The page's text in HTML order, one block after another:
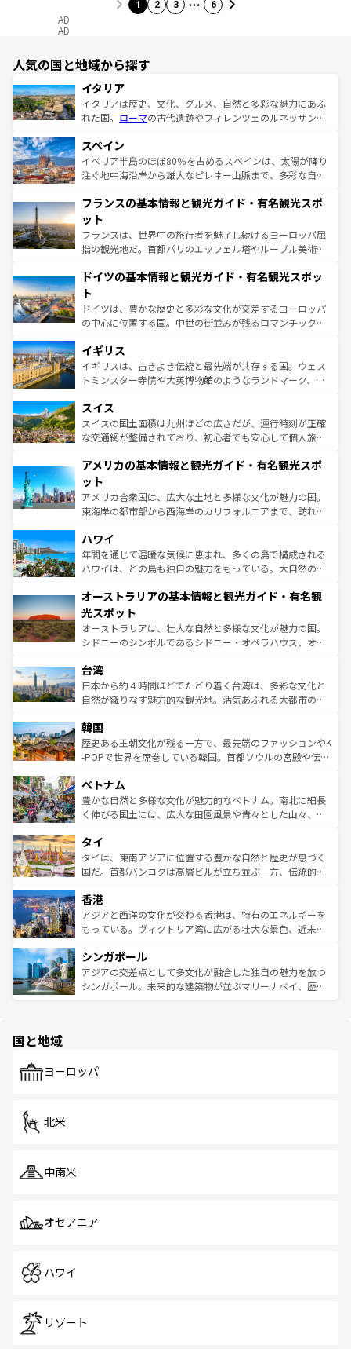
1 2 3 6
AD
AD
人気の国と地域から探す
イタリア
イタリアは歴史、文化、グルメ、自然と多彩な魅力にあふ
れた国。 ローマの古代遺跡やフィレンツェのルネッサンス
ろん、トスカーナの美しい田園風景やアマルフィ海岸の絶
景など、自然景観も見逃せない。観光の合間には、本場の
ピザやパスタなど、絶品のイタリア料理を堪能することも
ませてくれるイタリアで、忘れられない旅をしてみよう！
なお、新着のイタリア情報は
しい。
スペイン
イベリア半島のほぼ80％を占めるスペインは、太陽が降り
注ぐ地中海沿岸から雄大なピレネー山脈まで、多彩な自然
文化が根付くこの国では、情熱的なフラメンコ、熱気あふ
れる闘牛、そして美味しいタパスが生活の一部となってい
る。首都マドリードの洗練された雰囲気や、バルセロナの
アートに溢れた街角から、地方では古代ローマ遺跡や中世
せる。地方によって風土や気候が異なるスペインはその個
ンテンツ一覧 を参照してほしい。
フランスの基本情報と観光ガイド・有名観光スポ
ット
フランスは、世界中の旅行者を魅了し続けるヨーロッパ屈
指の観光地だ。首都パリのエッフェル塔やルーブル美術館
で、幅広い魅力が詰まっている。華麗な宮殿、歴史的な大
聖堂、美しいビーチ、そして豊かな自然が、訪れる者を心
から魅了する。また、フランスは美食の国としても知ら
れ、フランス料理はユネスコ無形文化遺産にも登録されて
香り高いラベンダー畑など、多彩な楽しみ方が可能だ。さ
らに、パリ以外の地域にも魅力が溢れており、どの街角に
も豊かな歴史と文化が息づいている。パリ以外の個性あふ
を参照してほしい。
ドイツの基本情報と観光ガイド・有名観光スポッ
ト
ドイツは、豊かな歴史と多彩な文化が交差するヨーロッパ
の中心に位置する国。中世の街並みが残るロマンチック街
顔を持つこの国は、どこを歩いても飽きることがない。ベ
ルリンの文化的活気、バイエルン州のアルプスの絶景、そ
してライン川沿いのワイン畑といった風景は必見。ビール
は、お酒好きな人にはぜひ体験してほしい。 なお、新着の
ドイツ情報はコンテンツ一覧を参照してほしい。
イギリス
イギリスは、古きよき伝統と最先端が共存する国。ウェス
トミンスター寺院や大英博物館のようなランドマーク、歴
リアごとに異なる魅力がある。また、優雅なアフタヌーン
ティー、ビール好きにはたまらない英国パブ、サッカー観
戦など、本場だからこそできる体験も豊富。イギリスを旅
ンツ一覧を参照してほしい。
スイス
スイスの国土面積は九州ほどの広さだが、運行時刻が正確
な交通網が整備されており、初心者でも安心して個人旅行
の建物がそのまま残る町や、スイスならではのユニークな
博物館もあり、アルプス観光だけでなく町歩きも満喫する
ことができる。国民の所得が高いため物価も高いが、旅行
者向けの交通パス提供のサービスもあり、うまく活用すれ
着のスイス情報は
アメリカの基本情報と観光ガイド・有名観光スポ
ット
アメリカ合衆国は、広大な土地と多様な文化が魅力の国。
東海岸の都市部から西海岸のカリフォルニアまで、訪れる
のような巨大都市は、観光、ショッピング、エンターテイ
ンメントが詰まった刺激的なスポットだ。一方、アメリカ
西部には大自然が広がり、グランドキャニオンやイエロー
部のニューオーリンズでは、音楽と美食が融合した独特の
文化が魅力。旅行者はアメリカの各地域で異なる魅力を楽
しみながら、その多様性と豊かな歴史を感じることができ
るだろう。車でのロードトリップや列車の旅も、アメリカ
情報は
ハワイ
年間を通じて温暖な気候に恵まれ、多くの島で構成される
ハワイは、どの島も独自の魅力をもっている。大自然の神
ワイ島は見逃せない。また、定番の観光地といえばオアフ
島だが、静かな自然を求めるならマウイ島やカウアイ島が
おすすめ。エメラルドグリーンに輝く海をはじめ、豊かな
文化や歴史が息づいている。「アロハスピリット」と呼ば
人々、おいしいローカルフードやハワイアンミュージッ
ク、伝統的なフラダンスなど、すべてがハワイの魅力を彩
っている。訪れるたびに新しい発見と感動が待っているハ
はコンテンツ一覧
オーストラリアの基本情報と観光ガイド・有名観
光スポット
オーストラリアは、壮大な自然と多様な文化が魅力の国。
シドニーのシンボルであるシドニー・オペラハウス、オー
リアリーフや大陸中央部にそびえるウルル（エアーズロッ
ク）、タスマニアの美しい原生林やケアンズの熱帯雨林な
ど、見どころがたくさん。また、カフェやワイン、オージ
いる。アクティビティも充実しており、サーフィンやダイ
ビング、ハイキングなど、アウトドア好きにはたまらな
い。オーストラリアの多彩な魅力を存分に味わいつくそ
参照してほしい。
台湾
日本から約４時間ほどでたどり着く台湾は、多彩な文化と
自然が織りなす魅力的な観光地。活気あふれる大都市の台
ン）、静ひつな山岳地帯である台湾東部など、都市の喧騒
と山間の静けさが共存しており、訪れる人に新しい発見と
驚きをもたらしてくれる。また、奥深い台湾の食文化も魅
容にもいいと評判のスイーツなど、バラエティ豊かな料理
が味わえる。 なお、新着の台湾情報は コンテンツ一覧を参
照してほしい。
韓国
歴史ある王朝文化が残る一方で、最先端のファッションやK
-POPで世界を席巻している韓国。首都ソウルの宮殿や伝統
き、地方に足を延ばせば四季折々の自然美を楽しむことが
できる。そして、キムチや焼肉、絶品のストリートフード
まで、さまざまな韓国料理が待っている。夜には、韓国な
リティに包まれながら、韓国の多彩な魅力を心ゆくまで味
わってみてほしい。 なお、新着の韓国情報はコンテンツ一
覧を参照してほしい。
ベトナム
豊かな自然と多様な文化が魅力的なベトナム。南北に細長
く伸びる国土には、広大な田園風景や青々とした山々、世
急速な発展と共に伝統が息づく。ハノイの古い町並みやホ
ーチミン市のフランス統治時代の建物も、独特の雰囲気を
醸し出している。また、バラエティの豊かさとおいしさで
とつ。フォーやバインミー、ベトナムコーヒーなどは、ぜ
ひ現地で味わいたい。どの地域を訪れてもあたたかい人々
が旅行者を迎えてくれるので、きっと忘れられない旅にな
参照してほしい。
タイ
タイは、東南アジアに位置する豊かな自然と歴史が息づく
国だ。首都バンコクは高層ビルが立ち並ぶ一方、伝統的な
の活気が交差している。北部ではチェンマイなどの山岳地
帯で自然と触れ合い、南部ではプーケットやクラビの美し
いビーチでリゾート気分を楽しむことができる。タイ料理
激する。気候は一年中温暖で、どの季節にも異なる楽しみ
が待っている。親しみやすいタイの人々、仏教を中心とし
た文化、そして多様な観光資源が、訪れる旅人を魅了し続
香港
アジアと西洋の文化が交わる香港は、特有のエネルギーを
もっている。ヴィクトリア湾に広がる壮大な景色、近未来
み、どこを訪れても感動するはず。観光スポットが密集し
ており、効率よく見どころを回れるのも魅力。息をのむよ
うな絶景から文化的な体験まで、香港を存分に楽しみ尽く
シンガポール
アジアの交差点として多文化が融合した独自の魅力を放つ
シンガポール。未来的な建築物が並ぶマリーナベイ、歴史
で、ホーカーズは地元の風情を楽しめる外せないスポット
国と地域
ヨーロッパ
北米
中南米
オセアニア
ハワイ
リゾート